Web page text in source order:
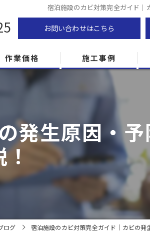
宿泊施設のカビ対策完全ガイド｜
お問い合わせはこちら
作業価格 施工事例
発生原因・
ログ 宿泊施設のカビ対策完全ガイド｜カビの発